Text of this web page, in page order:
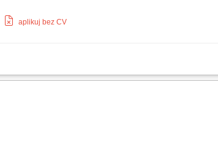
aplikuj bez CV
przesyłać na adres : rekrutacja@liebherr.com lub